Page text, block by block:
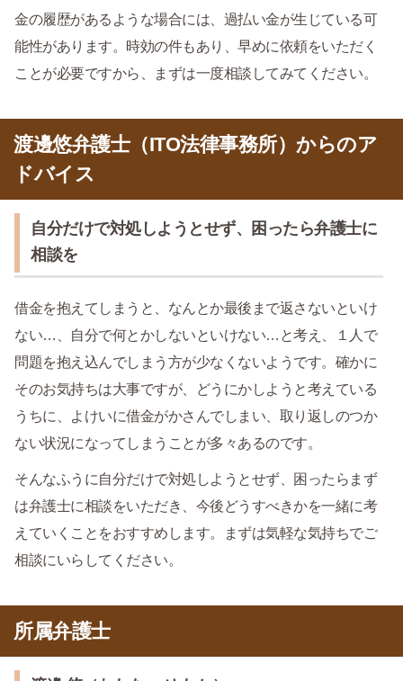
金の履歴があるような場合には、過払い金が生じている可
能性があります。時効の件もあり、早めに依頼をいただく
ことが必要ですから、まずは一度相談してみてください。
渡邊悠弁護士（ITO法律事務所）からのア
ドバイス
自分だけで対処しようとせず、困ったら弁護士に
相談を
借金を抱えてしまうと、なんとか最後まで返さないといけ
ない…、自分で何とかしないといけない…と考え、１人で
問題を抱え込んでしまう方が少なくないようです。確かに
そのお気持ちは大事ですが、どうにかしようと考えている
うちに、よけいに借金がかさんでしまい、取り返しのつか
ない状況になってしまうことが多々あるのです。
そんなふうに自分だけで対処しようとせず、困ったらまず
は弁護士に相談をいただき、今後どうすべきかを一緒に考
えていくことをおすすめします。まずは気軽な気持ちでご
相談にいらしてください。
所属弁護士